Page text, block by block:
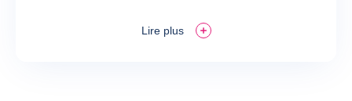
Lire plus